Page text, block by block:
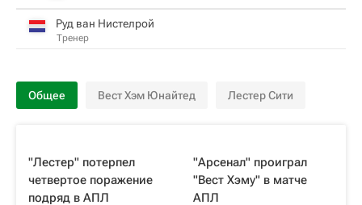
Руд ван Нистелрой
Тренер
Общее Вест Хэм Юнайтед Лестер Сити
"Лестер" потерпел
четвертое поражение
подряд в АПЛ
"Арсенал" проиграл
"Вест Хэму" в матче
АПЛ